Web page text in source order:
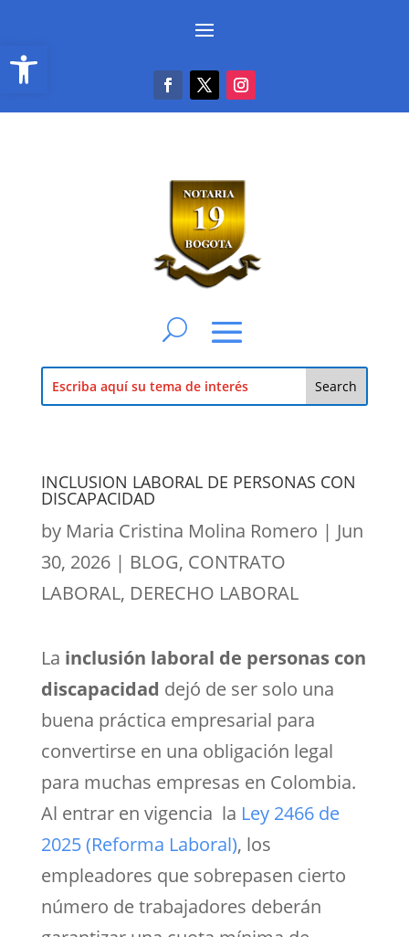
Abrir barra de herramientas
INCLUSION LABORAL DE PERSONAS CON
DISCAPACIDAD
by Maria Cristina Molina Romero | Jun
30, 2026| BLOG, CONTRATO
LABORAL, DERECHO LABORAL
La inclusión laboral de personas con
discapacidad dejó de ser solo una
buena práctica empresarial para
convertirse en una obligación legal
para muchas empresas en Colombia.
Al entrar en vigencia la Ley 2466 de
2025 (Reforma Laboral), los
empleadores que sobrepasen cierto
número de trabajadores deberán